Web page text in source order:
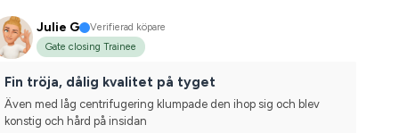
Julie G
Verifierad köpare
Gate closing Trainee
Fin tröja, dålig kvalitet på tyget
Även med låg centrifugering klumpade den ihop sig och blev
konstig och hård på insidan